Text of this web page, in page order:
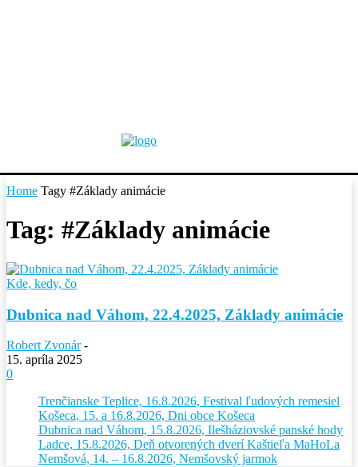
Home Tagy #Základy animácie
Tag: #Základy animácie
Kde, kedy, čo
Dubnica nad Váhom, 22.4.2025, Základy animácie
Robert Zvonár -
15. apríla 2025
0
Trenčianske Teplice, 16.8.2026, Festival ľudových remesiel
Košeca, 15. a 16.8.2026, Dni obce Košeca
Dubnica nad Váhom, 15.8.2026, Ilešháziovské panské hody
Ladce, 15.8.2026, Deň otvorených dverí Kaštieľa MaHoLa
Nemšová, 14. – 16.8.2026, Nemšovský jarmok